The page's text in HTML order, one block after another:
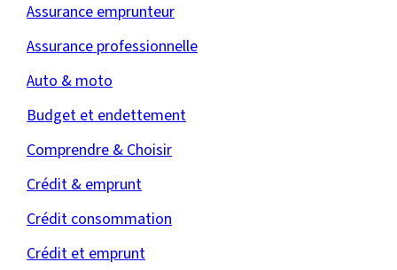
Assurance emprunteur
Assurance professionnelle
Auto & moto
Budget et endettement
Comprendre & Choisir
Crédit & emprunt
Crédit consommation
Crédit et emprunt